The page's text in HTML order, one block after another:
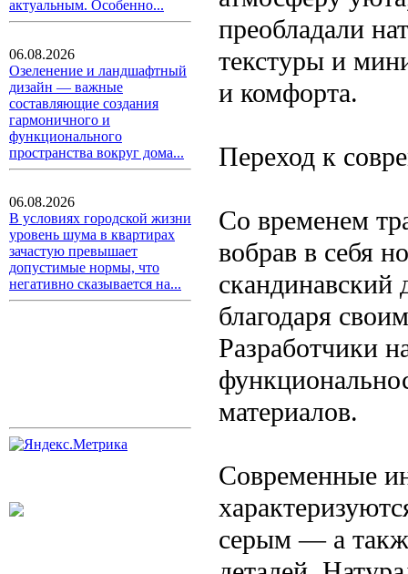
актуальным. Особенно...
06.08.2026
Озеленение и ландшафтный
дизайн — важные
составляющие создания
гармоничного и
функционального
пространства вокруг дома...
06.08.2026
В условиях городской жизни
уровень шума в квартирах
зачастую превышает
допустимые нормы, что
негативно сказывается на...
преобладали
текстуры и
и комфорта.
Переход к
Со временем
вобрав в себя
скандинавский
благодаря
Разработчики
материалов.
Современные
серым — а